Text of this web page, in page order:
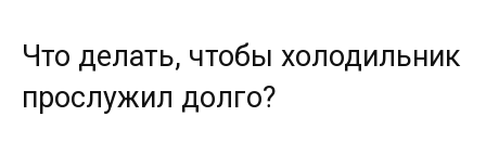
Что делать, чтобы холодильник
прослужил долго?